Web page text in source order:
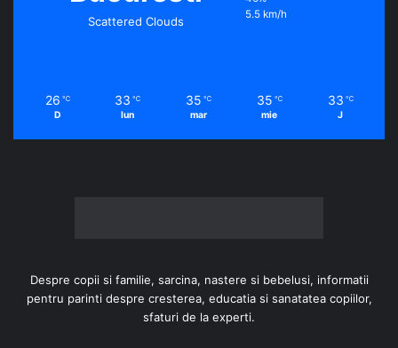
Scattered Clouds
5.5 km/h
26 ℃
D
33 ℃
lun
35 ℃
mar
35 ℃
mie
33 ℃
J
Despre copii si familie, sarcina, nastere si bebelusi, informatii
pentru parinti despre cresterea, educatia si sanatatea copiilor,
sfaturi de la experti.